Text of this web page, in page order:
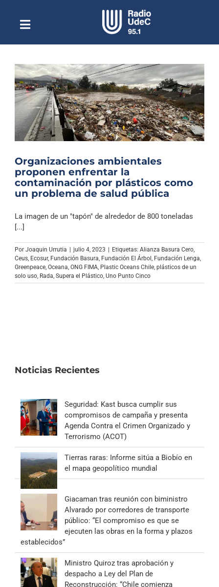
contenidoToggle
NavigationEscuchar Radio UdeC en vivo
Quiénes Somos
Programación
Podcast
Noticias
Columnas
Música Clásica
Organizaciones ambientales
proponen enfrentar la
contaminación por plásticos como
un problema de salud pública
La imagen de un "tapón" de alrededor de 800 toneladas
[...]
Por Joaquin Urrutia | julio 4, 2023 | Etiquetas: Alianza Basura Cero
Ceus Ecosur, Fundación Basura Fundación El Árbol Fundación Lenga
Greenpeace Oceana ONG FIMA Plastic Oceans Chile plásticos de un
solo uso Rada Supera el Plástico Uno Punto Cinco
Noticias Recientes
Seguridad: Kast busca cumplir sus
compromisos de campaña y presenta
Agenda Contra el Crimen Organizado y
Terrorismo (ACOT)
Tierras raras: Informe sitúa a Biobío en
el mapa geopolítico mundial
Giacaman tras reunión con biministro
Alvarado por corredores de transporte
público: “El compromiso es que se
ejecuten las obras en la forma y plazos
establecidos”
Ministro Quiroz tras aprobación y
despacho a Ley del Plan de
Reconstrucción: “Chile comienza